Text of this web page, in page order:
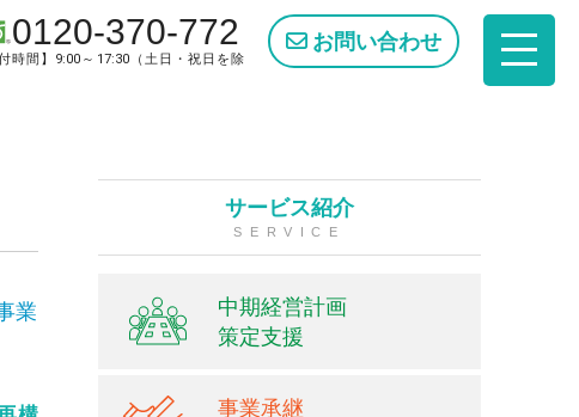
0120-370-772
付時間】9:00～17:30（土日・祝日を除
お問い合わせ
サービス紹介
SERVICE
中期経営計画
策定支援
事業承継